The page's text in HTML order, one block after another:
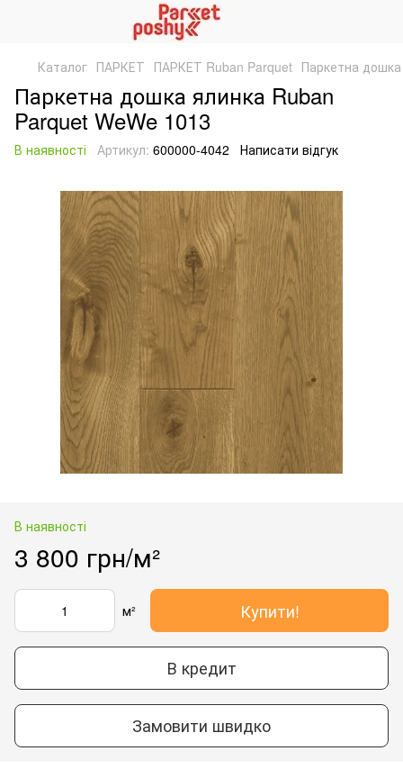
Каталог ПАРКЕТ ПАРКЕТ Ruban Parquet Паркетна
Паркетна дошка ялинка Ruban
Parquet WeWe 1013
В наявності Артикул: 600000-4042 Написати відгук
В наявності
3 800 грн/м²
м² Купити!
В кредит
Замовити швидко